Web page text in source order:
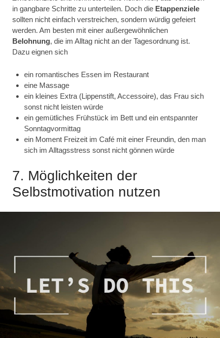
in gangbare Schritte zu unterteilen. Doch die Etappenziele
sollten nicht einfach verstreichen, sondern würdig gefeiert
werden. Am besten mit einer außergewöhnlichen
Belohnung, die im Alltag nicht an der Tagesordnung ist.
Dazu eignen sich
ein romantisches Essen im Restaurant
eine Massage
ein kleines Extra (Lippenstift, Accessoire), das Frau sich
sonst nicht leisten würde
ein gemütliches Frühstück im Bett und ein entspannter
Sonntagvormittag
ein Moment Freizeit im Café mit einer Freundin, den man
sich im Alltagsstress sonst nicht gönnen würde
7. Möglichkeiten der
Selbstmotivation nutzen